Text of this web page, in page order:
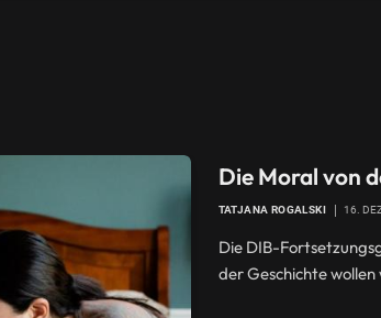
Die Moral von
TATJANA ROGALSKI 16.
Die DIB-
der Geschichte